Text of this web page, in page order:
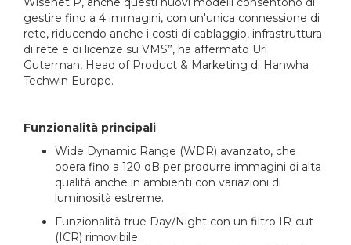
gestire fino a 4 immagini, con un'unica connessione di
rete, riducendo anche i costi di cablaggio, infrastruttura
di rete e di licenze su VMS”, ha affermato Uri
Guterman, Head of Product & Marketing di Hanwha
Techwin Europe.
Funzionalità principali
Wide Dynamic Range (WDR) avanzato, che
opera fino a 120 dB per produrre immagini di alta
qualità anche in ambienti con variazioni di
luminosità estreme.
Funzionalità true Day/Night con un filtro IR-cut
(ICR) rimovibile.